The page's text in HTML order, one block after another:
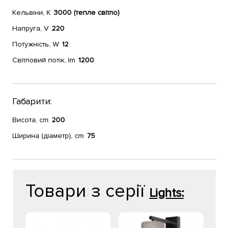
Кельвіни, К 3000 (тепле світло)
Напруга, V 220
Потужність, W 12
Світловий потік, lm 1200
Габарити:
Висота, cm 200
Ширина (діаметр), cm 75
Товари з серії Lights: